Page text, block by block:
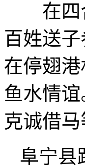
在四合
百姓送
在停翅
鱼水情
克诚借
阜宁县